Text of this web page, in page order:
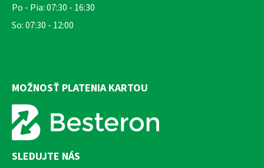
Po - Pia: 07:30 - 16:30
So: 07:30 - 12:00
MOŽNOSŤ PLATENIA KARTOU
SLEDUJTE NÁS